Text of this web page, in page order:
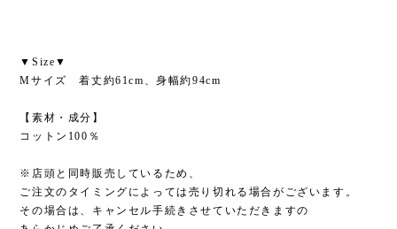
▼Size▼
Mサイズ 着丈約61cm、身幅約94cm
【素材・成分】
コットン100％
※店頭と同時販売しているため、
ご注文のタイミングによっては売り切れる場合がございます。
その場合は、キャンセル手続きさせていただきますの